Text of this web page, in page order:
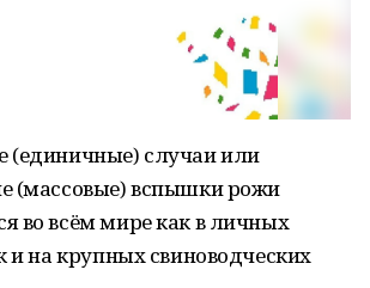
(единичные) случаи или
(массовые) вспышки рожи
во всём мире как в личных
и на крупных свиноводческих